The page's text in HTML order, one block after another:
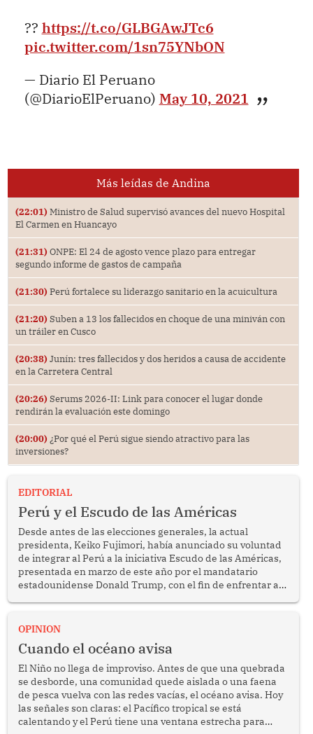
?? https://t.co/GLBGAwJTc6
pic.twitter.com/1sn75YNbON
— Diario El Peruano
(@DiarioElPeruano) May 10, 2021
Más leídas de Andina
(22:01) Ministro de Salud supervisó avances del nuevo Hospital
El Carmen en Huancayo
(21:31) ONPE: El 24 de agosto vence plazo para entregar
segundo informe de gastos de campaña
(21:30) Perú fortalece su liderazgo sanitario en la acuicultura
(21:20) Suben a 13 los fallecidos en choque de una miniván con
un tráiler en Cusco
(20:38) Junín: tres fallecidos y dos heridos a causa de accidente
en la Carretera Central
(20:26) Serums 2026-II: Link para conocer el lugar donde
rendirán la evaluación este domingo
(20:00) ¿Por qué el Perú sigue siendo atractivo para las
inversiones?
EDITORIAL
Perú y el Escudo de las Américas
Desde antes de las elecciones generales, la actual
presidenta, Keiko Fujimori, había anunciado su voluntad
de integrar al Perú a la iniciativa Escudo de las Américas,
presentada en marzo de este año por el mandatario
estadounidense Donald Trump, con el fin de enfrentar al
OPINION
Cuando el océano avisa
El Niño no llega de improviso. Antes de que una quebrada
se desborde, una comunidad quede aislada o una faena
de pesca vuelva con las redes vacías, el océano avisa. Hoy
las señales son claras: el Pacífico tropical se está
calentando y el Perú tiene una ventana estrecha para